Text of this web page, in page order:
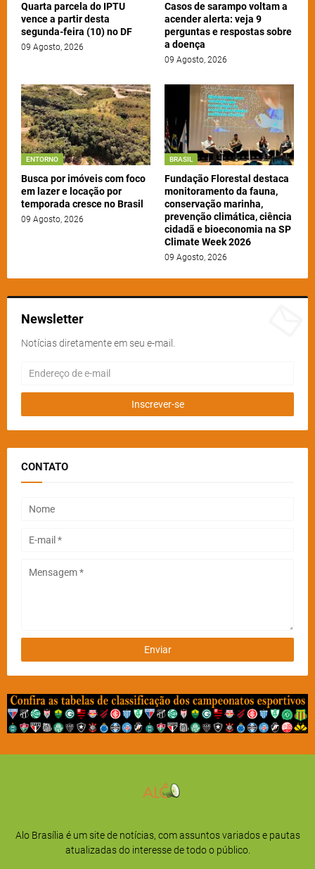
Quarta parcela do IPTU
vence a partir desta
segunda-feira (10) no DF
09 Agosto, 2026
Casos de sarampo voltam a
acender alerta: veja 9
perguntas e respostas sobre
a doença
09 Agosto, 2026
ENTORNO
Busca por imóveis com foco
em lazer e locação por
temporada cresce no Brasil
09 Agosto, 2026
BRASIL
Fundação Florestal destaca
monitoramento da fauna,
conservação marinha,
prevenção climática, ciência
cidadã e bioeconomia na SP
Climate Week 2026
09 Agosto, 2026
Newsletter
Notícias diretamente em seu e-mail.
CONTATO
Alo Brasília é um site de notícias, com assuntos variados e pautas
atualizadas do interesse de todo o público.